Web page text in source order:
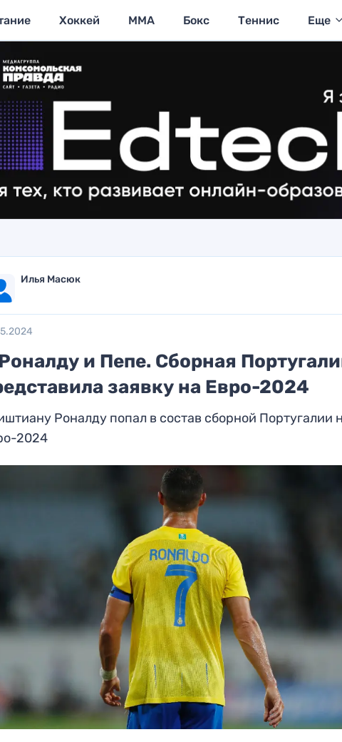
Хоккей MMA Бокс Теннис Еще
Илья Масюк
и Пепе. Сборная
заявку на Евро-2024
Роналду попал в состав сборной Португалии
2024